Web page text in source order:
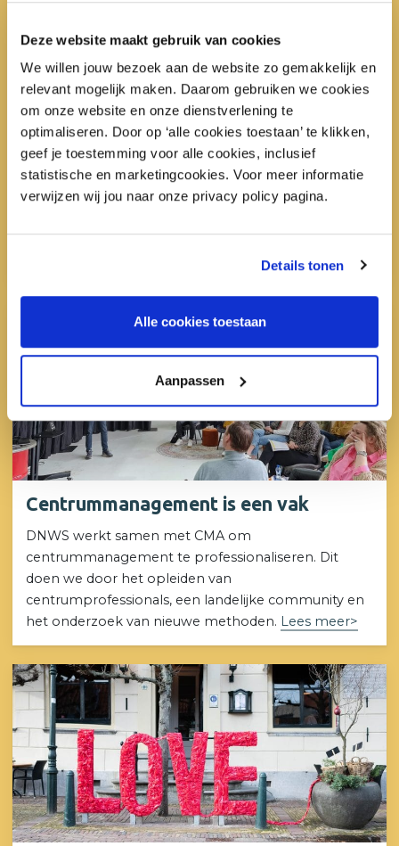
Deze website maakt gebruik van cookies
We willen jouw bezoek aan de website zo gemakkelijk en
relevant mogelijk maken. Daarom gebruiken we cookies
om onze website en onze dienstverlening te
optimaliseren. Door op ‘alle cookies toestaan’ te klikken,
geef je toestemming voor alle cookies, inclusief
statistische en marketingcookies. Voor meer informatie
verwijzen wij jou naar onze privacy policy pagina.
Details tonen
Alle cookies toestaan
Aanpassen
Blijf op de hoogte via de nieuwsbrief
blijf op de hoogte van de activiteiten, kennis en
Centrummanagement is een vak
DNWS werkt samen met CMA om
centrummanagement te professionaliseren. Dit
doen we door het opleiden van
centrumprofessionals, een landelijke community en
het onderzoek van nieuwe methoden. Lees meer>